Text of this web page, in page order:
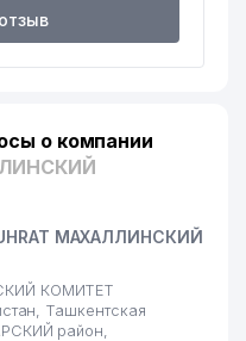
о компании
МАХАЛЛИНСКИЙ
КОМИТЕТ
Ташкентская
район,